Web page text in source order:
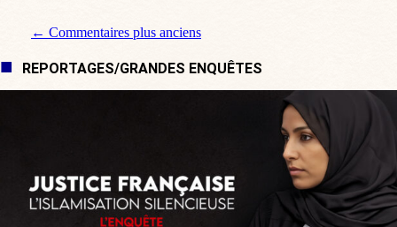
Navigation de commentaire
← Commentaires plus anciens
REPORTAGES/GRANDES ENQUÊTES